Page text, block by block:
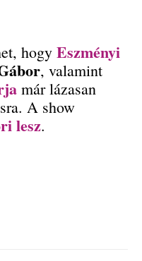
hogy Eszményi
, valamint
már lázasan
A show
lesz.